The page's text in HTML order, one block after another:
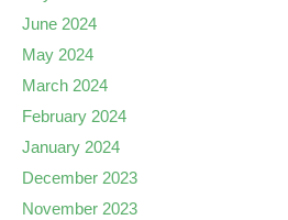
June 2024
May 2024
March 2024
February 2024
January 2024
December 2023
November 2023